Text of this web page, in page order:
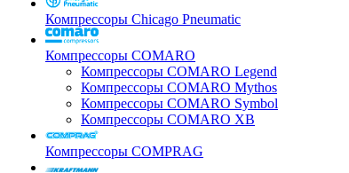
Компрессоры Chicago Pneumatic
Компрессоры COMARO
Компрессоры COMARO Legend
Компрессоры COMARO Mythos
Компрессоры COMARO Symbol
Компрессоры COMARO XB
Компрессоры COMPRAG